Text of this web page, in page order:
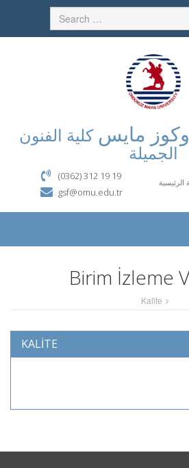
مايسكلية الفنون
الجميلة
الرئيسية
(0362) 312 19 19
gsf@omu.edu.tr
Birim İzleme
Kali̇te
KALİTE